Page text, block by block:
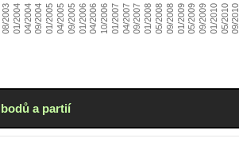
08/200301/200404/200409/200401/200504/200509/200501/200604/200610/200601/200704/200709/200701/200805/200809/200801/200905/200909/200901/201005/201009/
a partií